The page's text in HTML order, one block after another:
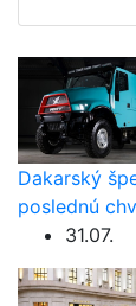
Dakarský
poslednú
31.07.